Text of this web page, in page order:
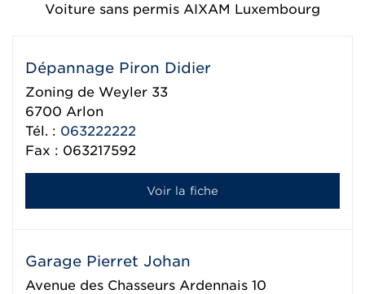
Voiture sans permis AIXAM Luxembourg
Dépannage Piron Didier
Zoning de Weyler 33
6700 Arlon
Tél. : 063222222
Fax : 063217592
Voir la fiche
Garage Pierret Johan
Avenue des Chasseurs Ardennais 10